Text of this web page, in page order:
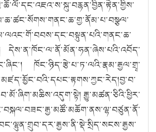
དེས་ན་ཁོང་ལ་ནོ་མོན་ཧན་ཞེས་པའི་འབོད་
ཁོང་ཉིད་རྩེ་པ་ཏ་ལའི་རྣམ་རྒྱལ་གྲྭ་
རྒྱུ་མཚན་ཅིའི་ཕྱིར་